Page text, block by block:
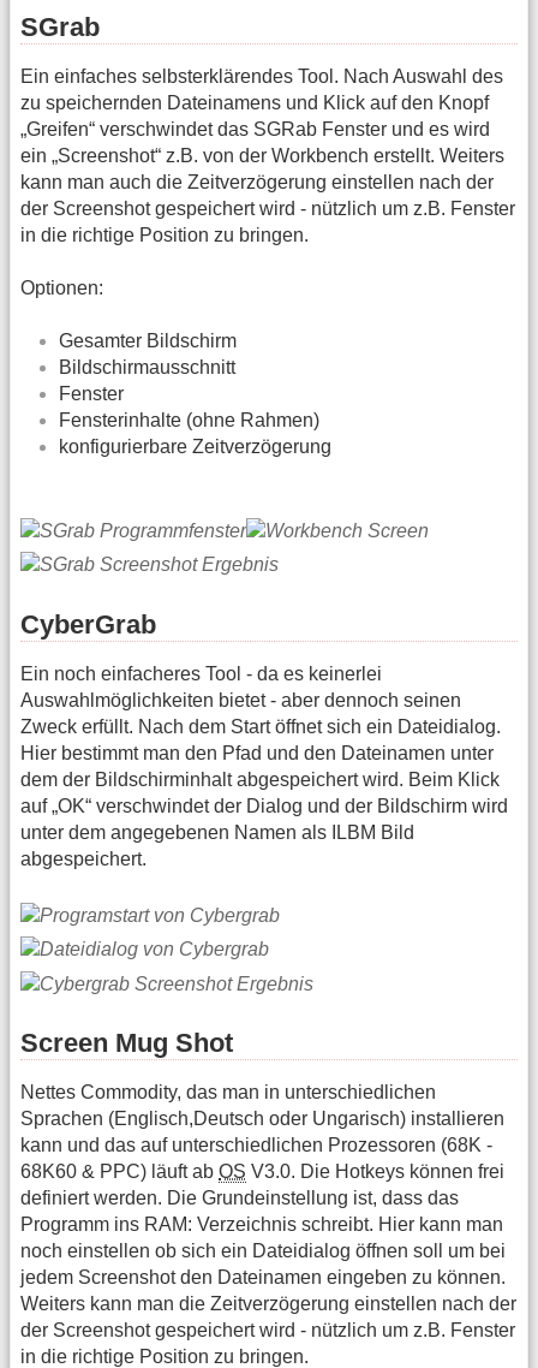
SGrab
Ein einfaches selbsterklärendes Tool. Nach Auswahl des
zu speichernden Dateinamens und Klick auf den Knopf
„Greifen“ verschwindet das SGRab Fenster und es wird
ein „Screenshot“ z.B. von der Workbench erstellt. Weiters
kann man auch die Zeitverzögerung einstellen nach der
der Screenshot gespeichert wird - nützlich um z.B. Fenster
in die richtige Position zu bringen.
Optionen:
Gesamter Bildschirm
Bildschirmausschnitt
Fenster
Fensterinhalte (ohne Rahmen)
konfigurierbare Zeitverzögerung
CyberGrab
Ein noch einfacheres Tool - da es keinerlei
Auswahlmöglichkeiten bietet - aber dennoch seinen
Zweck erfüllt. Nach dem Start öffnet sich ein Dateidialog.
Hier bestimmt man den Pfad und den Dateinamen unter
dem der Bildschirminhalt abgespeichert wird. Beim Klick
auf „OK“ verschwindet der Dialog und der Bildschirm wird
unter dem angegebenen Namen als ILBM Bild
abgespeichert.
Screen Mug Shot
Nettes Commodity, das man in unterschiedlichen
Sprachen (Englisch,Deutsch oder Ungarisch) installieren
kann und das auf unterschiedlichen Prozessoren (68K -
68K60 & PPC) läuft ab OS V3.0. Die Hotkeys können frei
definiert werden. Die Grundeinstellung ist, dass das
Programm ins RAM: Verzeichnis schreibt. Hier kann man
noch einstellen ob sich ein Dateidialog öffnen soll um bei
jedem Screenshot den Dateinamen eingeben zu können.
Weiters kann man die Zeitverzögerung einstellen nach der
der Screenshot gespeichert wird - nützlich um z.B. Fenster
in die richtige Position zu bringen.